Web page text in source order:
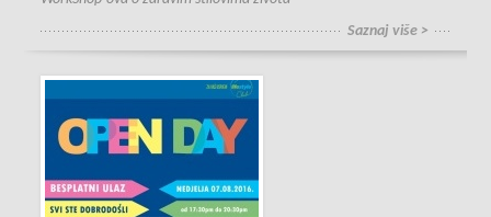
Saznaj više >